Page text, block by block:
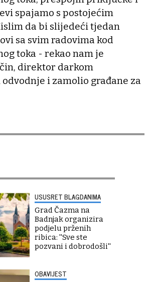
spajamo s postojećim
da bi slijedeći tjedan
sa svim radovima kod
toka - rekao nam je
direktor darkom
i zamolio građane za
USUSRET BLAGDANIMA
Grad Čazma na
Badnjak organizira
podjelu prženih
ribica: ''Sve ste
pozvani i dobrodošli''
OBAVIJEST